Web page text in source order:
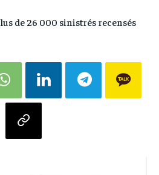
de 26 000 sinistrés recensés